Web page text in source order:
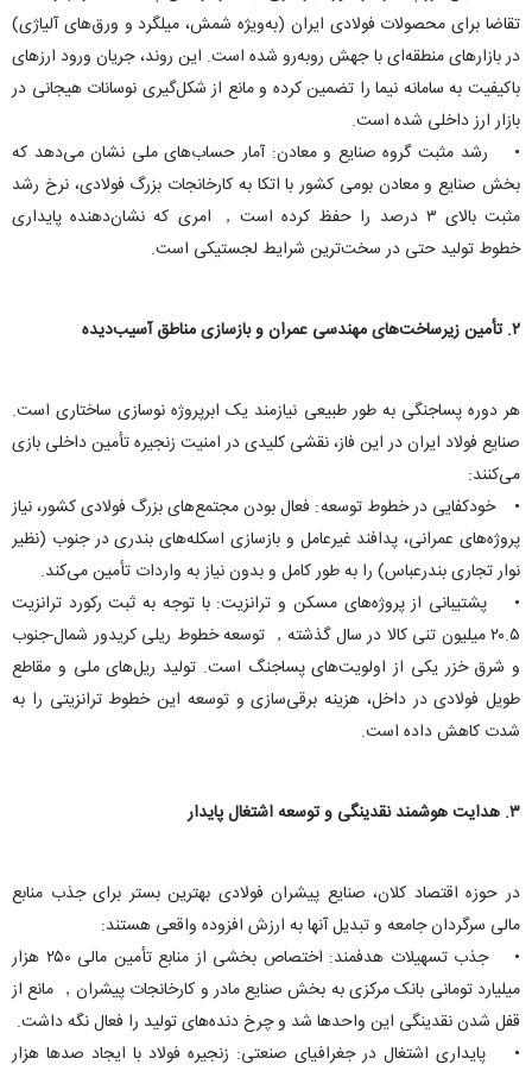
تقاضا برای محصولات فولادی ایران (به‌ویژه شمش، میلگرد و ورق‌های آلیاژی)
در بازار‌های منطقه‌ای با جهش رو‌به‌رو شده است. این روند، جریان ورود ارز‌های
باکیفیت به سامانه نیما را تضمین کرده و مانع از شکل‌گیری نوسانات هیجانی در
بازار ارز داخلی شده است.
• رشد مثبت گروه صنایع و معادن: آمار حساب‌های ملی نشان می‌دهد که
بخش صنایع و معادن بومی کشور با اتکا به کارخانجات بزرگ فولادی، نرخ رشد
مثبت بالای ۳ درصد را حفظ کرده است， امری که نشان‌دهنده پایداری
خطوط تولید حتی در سخت‌ترین شرایط لجستیکی است.
۲. تأمین زیرساخت‌های مهندسی عمران و بازسازی مناطق آسیب‌دیده
هر دوره پساجنگی به طور طبیعی نیازمند یک ابرپروژه نوسازی ساختاری است.
صنایع فولاد ایران در این فاز، نقشی کلیدی در امنیت زنجیره تأمین داخلی بازی
می‌کنند:
• خودکفایی در خطوط توسعه: فعال بودن مجتمع‌های بزرگ فولادی کشور، نیاز
پروژه‌های عمرانی، پدافند غیرعامل و بازسازی اسکله‌های بندری در جنوب (نظیر
نوار تجاری بندرعباس) را به طور کامل و بدون نیاز به واردات تأمین می‌کند.
• پشتیبانی از پروژه‌های مسکن و ترانزیت: با توجه به ثبت رکورد ترانزیت
۲۰.۵ میلیون تنی کالا در سال گذشته， توسعه خطوط ریلی کریدور شمال-جنوب
و شرق خزر یکی از اولویت‌های پساجنگ است. تولید ریل‌های ملی و مقاطع
طویل فولادی در داخل، هزینه برقی‌سازی و توسعه این خطوط ترانزیتی را به
شدت کاهش داده است.
۳. هدایت هوشمند نقدینگی و توسعه اشتغال پایدار
در حوزه اقتصاد کلان، صنایع پیشران فولادی بهترین بستر برای جذب منابع
مالی سرگردان جامعه و تبدیل آنها به ارزش افزوده واقعی هستند:
• جذب تسهیلات هدفمند: اختصاص بخشی از منابع تأمین مالی ۲۵۰ هزار
میلیارد تومانی بانک مرکزی به بخش صنایع مادر و کارخانجات پیشران， مانع از
قفل شدن نقدینگی این واحد‌ها شد و چرخ دنده‌های تولید را فعال نگه داشت.
• پایداری اشتغال در جغرافیای صنعتی: زنجیره فولاد با ایجاد صد‌ها هزار